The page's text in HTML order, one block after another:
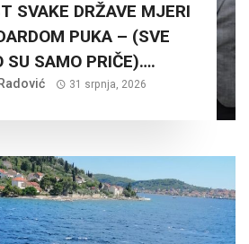
SVAKE DRŽAVE MJERI
PUKA – (SVE
SU SAMO PRIČE)….
31 srpnja, 2026